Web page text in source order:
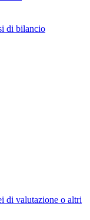
di bilancio
di valutazione o altri